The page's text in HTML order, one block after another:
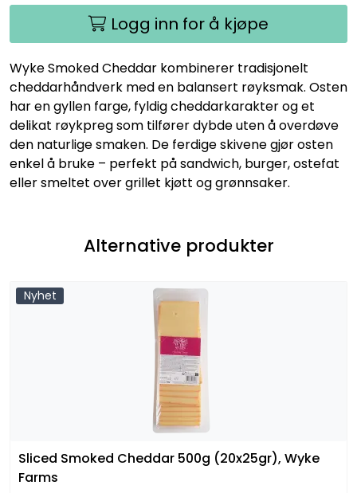
Logg inn for å kjøpe
Wyke Smoked Cheddar kombinerer tradisjonelt
cheddarhåndverk med en balansert røyksmak. Osten
har en gyllen farge, fyldig cheddarkarakter og et
delikat røykpreg som tilfører dybde uten å overdøve
den naturlige smaken. De ferdige skivene gjør osten
enkel å bruke – perfekt på sandwich, burger, ostefat
eller smeltet over grillet kjøtt og grønnsaker.
Alternative produkter
Nyhet
Sliced Smoked Cheddar 500g (20x25gr), Wyke
Farms